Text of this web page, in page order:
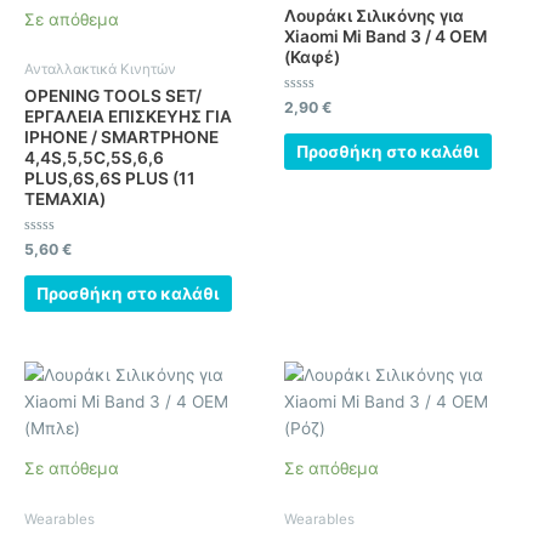
Σε απόθεμα
Ανταλλακτικά Κινητών
OPENING TOOLS SET/
ΕΡΓΑΛΕΙΑ ΕΠΙΣΚΕΥΗΣ ΓΙΑ
IPHONE / SMARTPHONE
4,4S,5,5C,5S,6,6
PLUS,6S,6S PLUS (11
ΤΕΜΑΧΙΑ)
Βαθμολογήθηκε
με
0
από
5,60 €
Προσθήκη στο καλάθι
Λουράκι Σιλικόνης για
Xiaomi Mi Band 3 / 4 OEM
(Καφέ)
Βαθμολογήθηκε
με
0
από
2,90 €
Προσθήκη στο καλάθι
Σε απόθεμα
Wearables
Σε απόθεμα
Wearables